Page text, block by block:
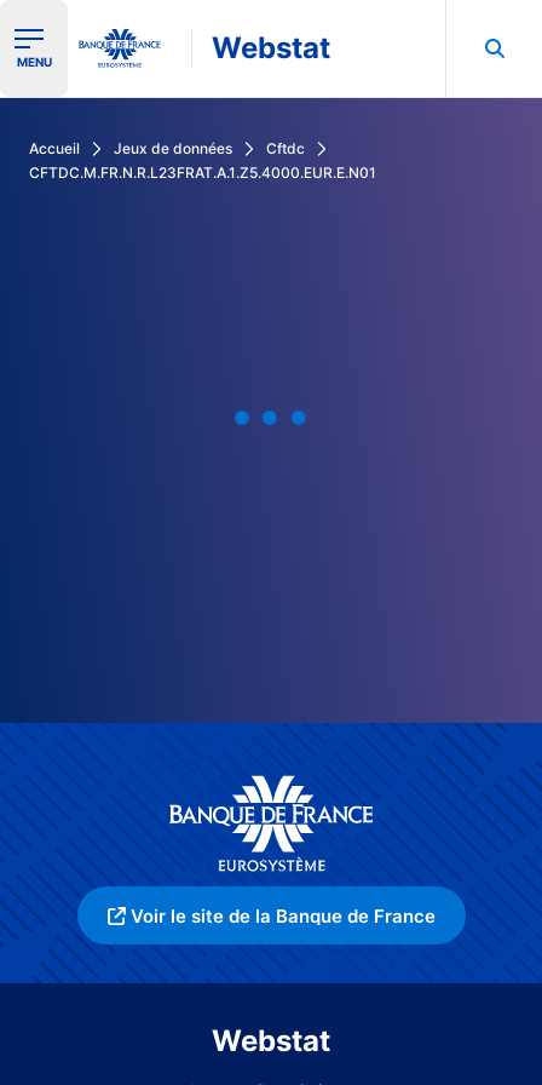
Ouvrir le menu de navigation
MENU Webstat
Accueil Jeux de données
Cftdc
CFTDC.M.FR.N.R.L23FRAT.A.1.Z5.4000.EUR.E.N01
Voir le site de la Banque de France
Webstat